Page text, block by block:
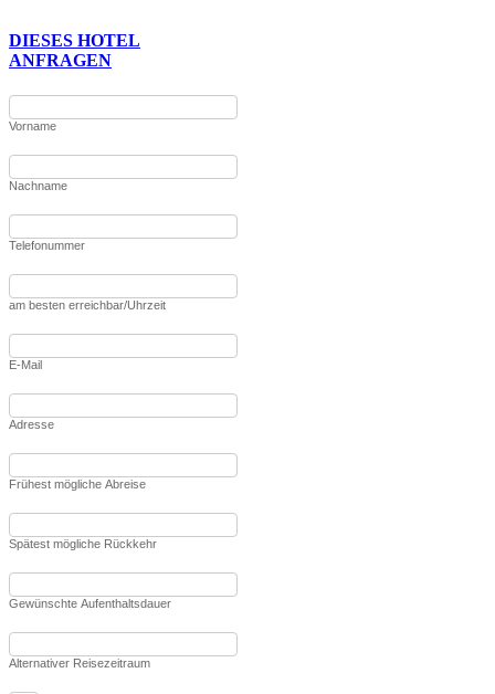
DIESES HOTEL
ANFRAGEN
Vorname
Nachname
Telefonummer
am besten erreichbar/Uhrzeit
E-Mail
Adresse
Frühest mögliche Abreise
Spätest mögliche Rückkehr
Gewünschte Aufenthaltsdauer
Alternativer Reisezeitraum